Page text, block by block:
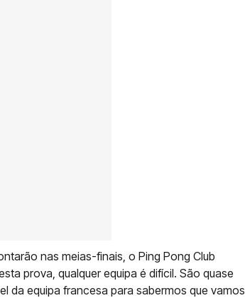
nas meias-finais, o Ping Pong Club
prova, qualquer equipa é difícil. São quase
da equipa francesa para sabermos que vamos